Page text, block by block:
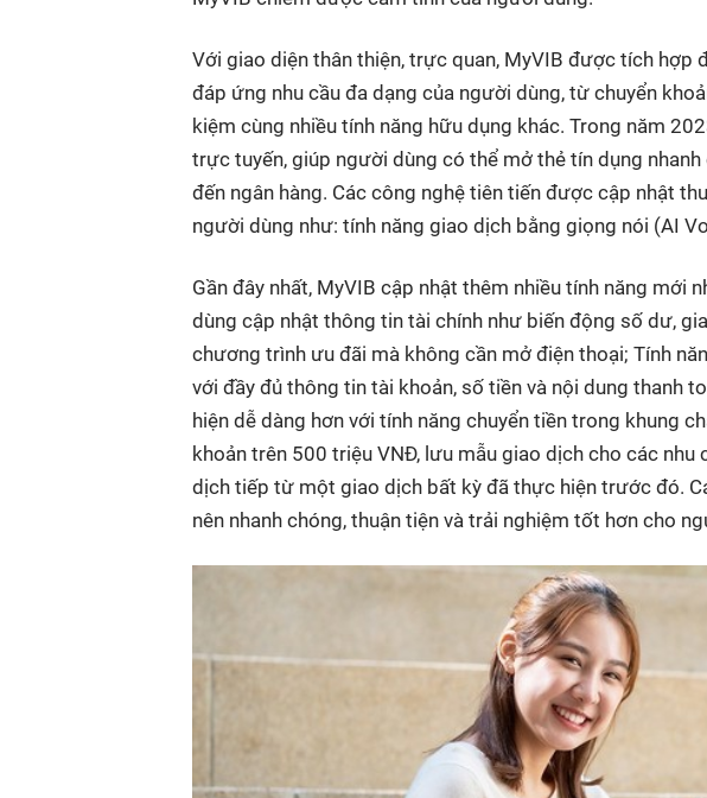
Với giao diện thân thiện, trực quan, MyVIB được tích hợp
đáp ứng nhu cầu đa dạng của người dùng, từ chuyển
kiệm cùng nhiều tính năng hữu dụng khác. Trong năm
trực tuyến, giúp người dùng có thể mở thẻ tín dụng
đến ngân hàng. Các công nghệ tiên tiến được cập nhật
người dùng như: tính năng giao dịch bằng giọng nói (AI
Gần đây nhất, MyVIB cập nhật thêm nhiều tính năng mới
dùng cập nhật thông tin tài chính như biến động số dư,
chương trình ưu đãi mà không cần mở điện thoại; Tính
với đầy đủ thông tin tài khoản, số tiền và nội dung thanh
hiện dễ dàng hơn với tính năng chuyển tiền trong khung
khoản trên 500 triệu VNĐ, lưu mẫu giao dịch cho các nhu
dịch tiếp từ một giao dịch bất kỳ đã thực hiện trước đó.
nên nhanh chóng, thuận tiện và trải nghiệm tốt hơn cho